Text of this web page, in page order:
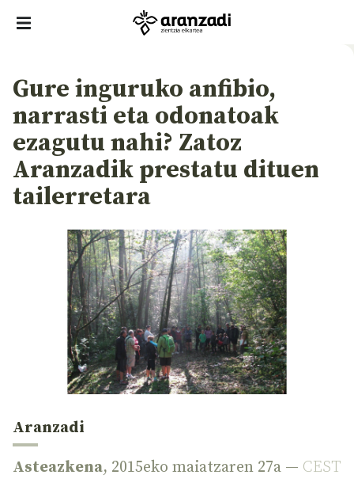
Gure inguruko anfibio,
narrasti eta odonatoak
ezagutu nahi? Zatoz
Aranzadik prestatu dituen
tailerretara
Aranzadi
Asteazkena, 2015eko maiatzaren 27a — CEST